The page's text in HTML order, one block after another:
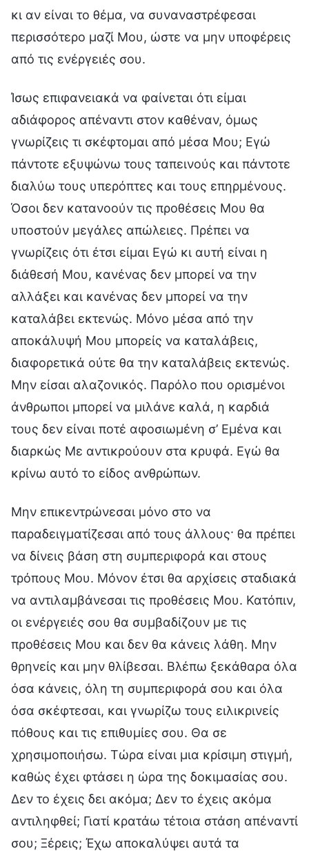
κι αν είναι το θέμα, να συναναστρέφεσαι
περισσότερο μαζί Μου, ώστε να μην υποφέρεις
από τις ενέργειές σου.
Ίσως επιφανειακά να φαίνεται ότι είμαι
αδιάφορος απέναντι στον καθέναν, όμως
γνωρίζεις τι σκέφτομαι από μέσα Μου; Εγώ
πάντοτε εξυψώνω τους ταπεινούς και πάντοτε
διαλύω τους υπερόπτες και τους επηρμένους.
Όσοι δεν κατανοούν τις προθέσεις Μου θα
υποστούν μεγάλες απώλειες. Πρέπει να
γνωρίζεις ότι έτσι είμαι Εγώ κι αυτή είναι η
διάθεσή Μου, κανένας δεν μπορεί να την
αλλάξει και κανένας δεν μπορεί να την
καταλάβει εκτενώς. Μόνο μέσα από την
αποκάλυψή Μου μπορείς να καταλάβεις,
διαφορετικά ούτε θα την καταλάβεις εκτενώς.
Μην είσαι αλαζονικός. Παρόλο που ορισμένοι
άνθρωποι μπορεί να μιλάνε καλά, η καρδιά
τους δεν είναι ποτέ αφοσιωμένη σ’ Εμένα και
διαρκώς Με αντικρούουν στα κρυφά. Εγώ θα
κρίνω αυτό το είδος ανθρώπων.
Μην επικεντρώνεσαι μόνο στο να
παραδειγματίζεσαι από τους άλλους· θα πρέπει
να δίνεις βάση στη συμπεριφορά και στους
τρόπους Μου. Μόνον έτσι θα αρχίσεις σταδιακά
να αντιλαμβάνεσαι τις προθέσεις Μου. Κατόπιν,
οι ενέργειές σου θα συμβαδίζουν με τις
προθέσεις Μου και δεν θα κάνεις λάθη. Μην
θρηνείς και μην θλίβεσαι. Βλέπω ξεκάθαρα όλα
όσα κάνεις, όλη τη συμπεριφορά σου και όλα
όσα σκέφτεσαι, και γνωρίζω τους ειλικρινείς
πόθους και τις επιθυμίες σου. Θα σε
χρησιμοποιήσω. Τώρα είναι μια κρίσιμη στιγμή,
καθώς έχει φτάσει η ώρα της δοκιμασίας σου.
Δεν το έχεις δει ακόμα; Δεν το έχεις ακόμα
αντιληφθεί; Γιατί κρατάω τέτοια στάση απέναντί
σου; Ξέρεις; Έχω αποκαλύψει αυτά τα